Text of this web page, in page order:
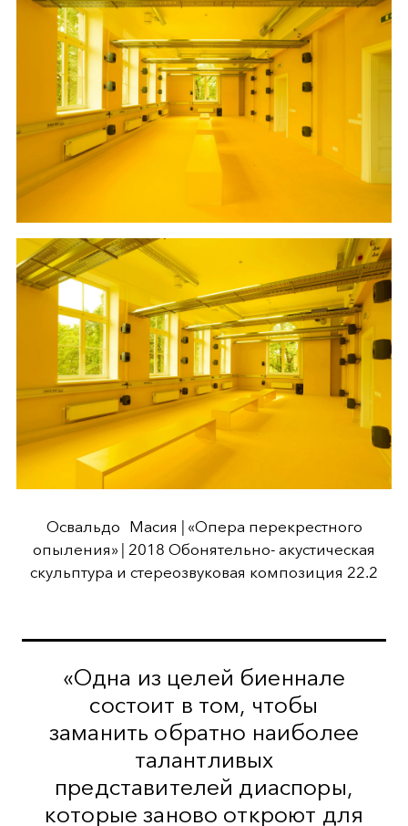
Освальдо Масия | «Опера перекрестного
опыления» | 2018 Обонятельно- акустическая
скульптура и стереозвуковая композиция 22.2
«Одна из целей биеннале
состоит в том, чтобы
заманить обратно наиболее
талантливых
представителей диаспоры,
которые заново откроют для